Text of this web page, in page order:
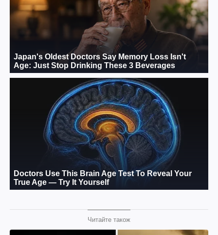
Читайте також